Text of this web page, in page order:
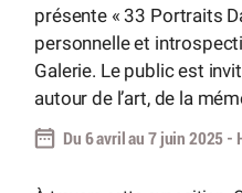
présente « 33 Portraits
personnelle et
Galerie. Le public est
autour de l’art, de la
Du 6 avril au 7 juin 2025 -